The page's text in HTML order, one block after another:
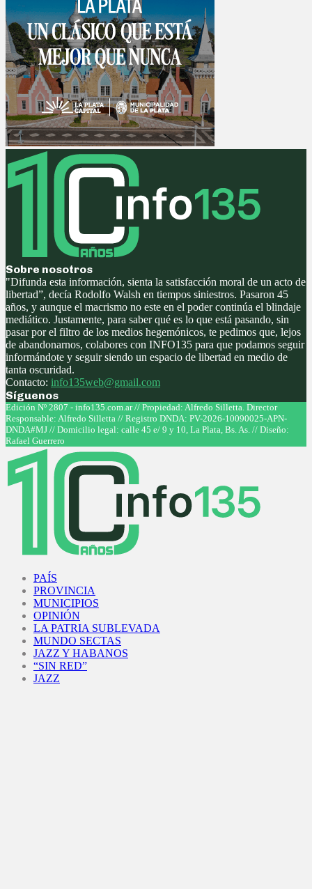
Sobre nosotros
"Difunda esta información, sienta la satisfacción moral de un acto de
libertad”, decía Rodolfo Walsh en tiempos siniestros. Pasaron 45
años, y aunque el macrismo no este en el poder continúa el blindaje
mediático. Justamente, para saber qué es lo que está pasando, sin
pasar por el filtro de los medios hegemónicos, te pedimos que, lejos
de abandonarnos, colabores con INFO135 para que podamos seguir
informándote y seguir siendo un espacio de libertad en medio de
tanta oscuridad.
Contacto: info135web@gmail.com
Síguenos
Facebook
Twitter
Instagram
Youtube
Edición Nº 2807 - info135.com.ar // Propiedad: Alfredo Silletta. Director
Responsable: Alfredo Silletta // Registro DNDA: PV-2026-10090025-APN-
DNDA#MJ // Domicilio legal: calle 45 e/ 9 y 10, La Plata, Bs. As. // Diseño:
Rafael Guerrero
PAÍS
PROVINCIA
MUNICIPIOS
OPINIÓN
LA PATRIA SUBLEVADA
MUNDO SECTAS
JAZZ Y HABANOS
“SIN RED”
JAZZ